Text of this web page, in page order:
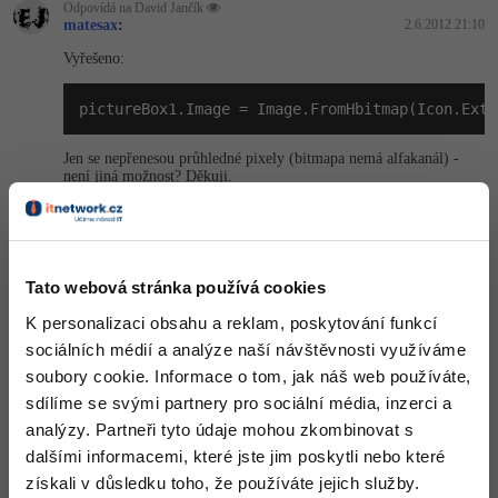
Tato webová stránka používá cookies
K personalizaci obsahu a reklam, poskytování funkcí
sociálních médií a analýze naší návštěvnosti využíváme
soubory cookie. Informace o tom, jak náš web používáte,
sdílíme se svými partnery pro sociální média, inzerci a
analýzy. Partneři tyto údaje mohou zkombinovat s
dalšími informacemi, které jste jim poskytli nebo které
získali v důsledku toho, že používáte jejich služby.
Odpovídá na David Jančík
matesax: 2.6.2012 21:10
Vyřešeno:
pictureBox1.Image =
Jen se nepřenesou průhledné pixely (bitmapa nemá alfakanál) -
není jiná možnost? Děkuji.
Nahoru
Odpovídá na matesax
Jako ty chceš jen vytáhnout ze souboru ikonku jo?
Tak to pak:
Icon.ExtractAssociatedIcon()
http://msdn.microsoft.com/…tedicon.aspx
Nahoru Odpovědět